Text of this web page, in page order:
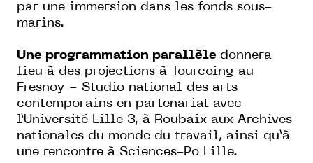
par une immersion dans les fonds sous-
marins.
Une programmation parallèle donnera
lieu à des projections à Tourcoing au
Fresnoy - Studio national des arts
contemporains en partenariat avec
l’Université Lille 3, à Roubaix aux Archives
nationales du monde du travail, ainsi qu’à
une rencontre à Sciences-Po Lille.